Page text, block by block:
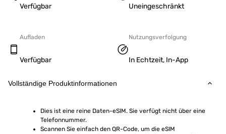
Verfügbar Uneingeschränkt
Aufladen
Verfügbar
Nutzungsverfolgung
In Echtzeit, In-App
Vollständige Produktinformationen
Dies ist eine reine Daten-eSIM. Sie verfügt nicht über eine
Telefonnummer.
Scannen Sie einfach den QR-Code, um die eSIM